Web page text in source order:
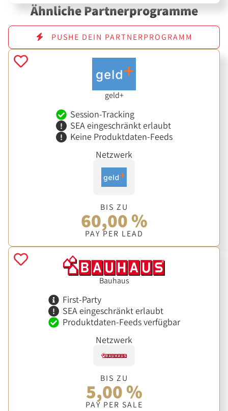
Ähnliche Partnerprogramme
PUSHE DEIN PARTNERPROGRAMM
geld+
Session-Tracking
SEA eingeschränkt erlaubt
Keine Produktdaten-Feeds
Netzwerk
BIS ZU
60,00 %
PAY PER LEAD
Bauhaus
First-Party
SEA eingeschränkt erlaubt
Produktdaten-Feeds verfügbar
Netzwerk
BIS ZU
5,00 %
PAY PER SALE